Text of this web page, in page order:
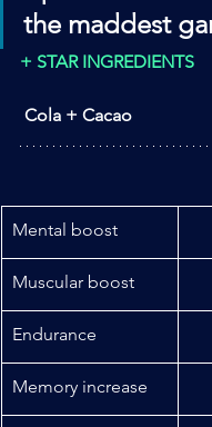
the maddest
+ STAR INGREDIENTS
Cola + Cacao
Mental boost
Muscular boost
Endurance
Memory increase